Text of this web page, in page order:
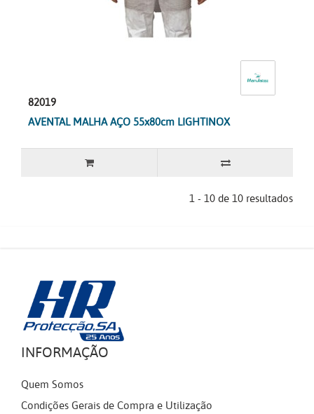
82019
AVENTAL MALHA AÇO 55x80cm LIGHTINOX
1 - 10 de 10 resultados
INFORMAÇÃO
Quem Somos
Condições Gerais de Compra e Utilização